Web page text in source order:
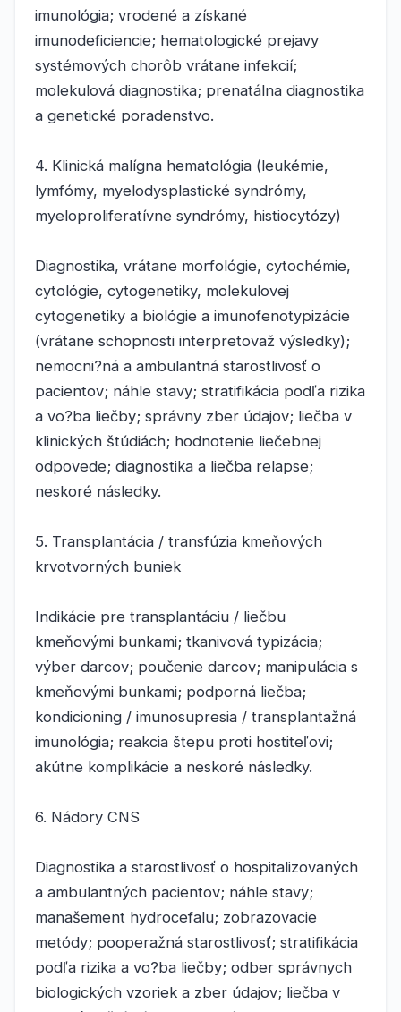
imunológia; vrodené a získané
imunodeficiencie; hematologické prejavy
systémových chorôb vrátane infekcií;
molekulová diagnostika; prenatálna diagnostika
a genetické poradenstvo.
4. Klinická malígna hematológia (leukémie,
lymfómy, myelodysplastické syndrómy,
myeloproliferatívne syndrómy, histiocytózy)
Diagnostika, vrátane morfológie, cytochémie,
cytológie, cytogenetiky, molekulovej
cytogenetiky a biológie a imunofenotypizácie
(vrátane schopnosti interpretovaž výsledky);
nemocni?ná a ambulantná starostlivosť o
pacientov; náhle stavy; stratifikácia podľa rizika
a vo?ba liečby; správny zber údajov; liečba v
klinických štúdiách; hodnotenie liečebnej
odpovede; diagnostika a liečba relapse;
neskoré následky.
5. Transplantácia / transfúzia kmeňových
krvotvorných buniek
Indikácie pre transplantáciu / liečbu
kmeňovými bunkami; tkanivová typizácia;
výber darcov; poučenie darcov; manipulácia s
kmeňovými bunkami; podporná liečba;
kondicioning / imunosupresia / transplantažná
imunológia; reakcia štepu proti hostiteľovi;
akútne komplikácie a neskoré následky.
6. Nádory CNS
Diagnostika a starostlivosť o hospitalizovaných
a ambulantných pacientov; náhle stavy;
manašement hydrocefalu; zobrazovacie
metódy; pooperažná starostlivosť; stratifikácia
podľa rizika a vo?ba liečby; odber správnych
biologických vzoriek a zber údajov; liečba v